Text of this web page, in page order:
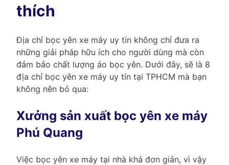
thích
Địa chỉ bọc yên xe máy uy tín không chỉ đưa ra
những giải pháp hữu ích cho người dùng mà còn
đảm bảo chất lượng áo bọc yên. Dưới đây, sẽ là 8
địa chỉ bọc yên xe máy uy tín tại TPHCM mà bạn
không nên bỏ qua:
Xưởng sản xuất bọc yên xe máy
Phú Quang
Việc bọc yên xe máy tại nhà khá đơn giản, vì vậy